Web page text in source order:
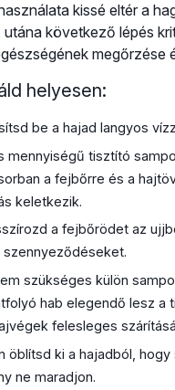
kissé eltér a
következő lépés
megőrzése
helyesen:
be a hajad langyos
mennyiségű tisztító
a fejbőrre és a
keletkezik.
a fejbőrödet az
szükséges külön
hab elegendő lesz a
felesleges
öblítsd ki a hajadból, hogy
ne maradjon.